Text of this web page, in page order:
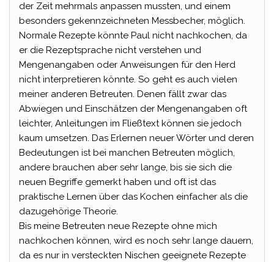
der Zeit mehrmals anpassen mussten, und einem
besonders gekennzeichneten Messbecher, möglich.
Normale Rezepte könnte Paul nicht nachkochen, da
er die Rezeptsprache nicht verstehen und
Mengenangaben oder Anweisungen für den Herd
nicht interpretieren könnte. So geht es auch vielen
meiner anderen Betreuten. Denen fällt zwar das
Abwiegen und Einschätzen der Mengenangaben oft
leichter, Anleitungen im Fließtext können sie jedoch
kaum umsetzen. Das Erlernen neuer Wörter und deren
Bedeutungen ist bei manchen Betreuten möglich,
andere brauchen aber sehr lange, bis sie sich die
neuen Begriffe gemerkt haben und oft ist das
praktische Lernen über das Kochen einfacher als die
dazugehörige Theorie.
Bis meine Betreuten neue Rezepte ohne mich
nachkochen können, wird es noch sehr lange dauern,
da es nur in versteckten Nischen geeignete Rezepte